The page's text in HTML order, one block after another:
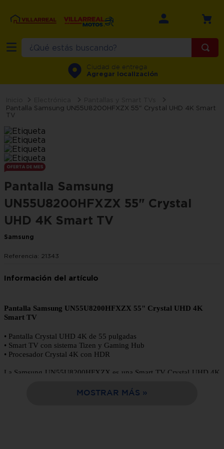
¿Qué estás buscando?
Ciudad de entrega
Agregar localización
Pantalla Samsung UN55U8200HFXZX 55" Crystal UHD 4K Smart
TV
Pantalla Samsung
UN55U8200HFXZX 55" Crystal
UHD 4K Smart TV
Samsung
Referencia: 21343
Pantalla Samsung UN55U8200HFXZX 55" Crystal UHD 4K
Smart TV
• Pantalla Crystal UHD 4K de 55 pulgadas
• Smart TV con sistema Tizen y Gaming Hub
• Procesador Crystal 4K con HDR
La Samsung UN55U8200HFXZX es una Smart TV Crystal UHD 4K
más realistas gracias a su procesador Crystal 4K y resolución Ultra
MOSTRAR MÁS
TÉRMINOS MÁS BUSCADOS
1.
refrigerador
4 .
5.
6.
7.
lavadora
8.
motos
9.
sala
10